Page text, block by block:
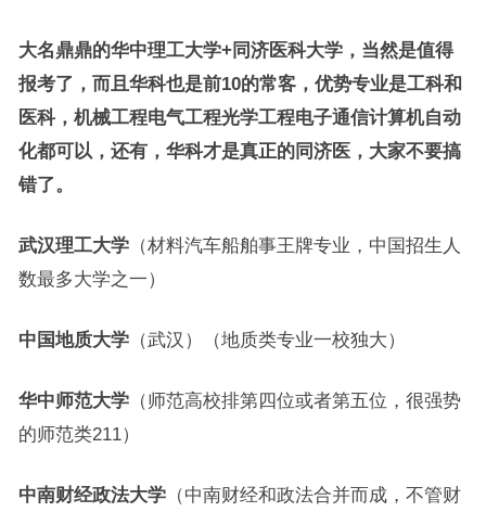
大名鼎鼎的华中理工大学+同济医科大学，当然是值得
报考了，而且华科也是前10的常客，优势专业是工科和
医科，机械工程电气工程光学工程电子通信计算机自动
化都可以，还有，华科才是真正的同济医，大家不要搞
错了。
武汉理工大学（材料汽车船舶事王牌专业，中国招生人
数最多大学之一）
中国地质大学（武汉）（地质类专业一校独大）
华中师范大学（师范高校排第四位或者第五位，很强势
的师范类211）
中南财经政法大学（中南财经和政法合并而成，不管财